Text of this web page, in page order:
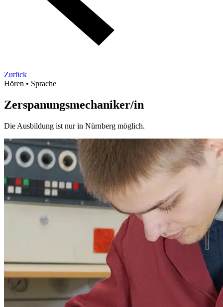
Zurück
Hören • Sprache
Zerspanungsmechaniker/in
Die Ausbildung ist nur in Nürnberg möglich.